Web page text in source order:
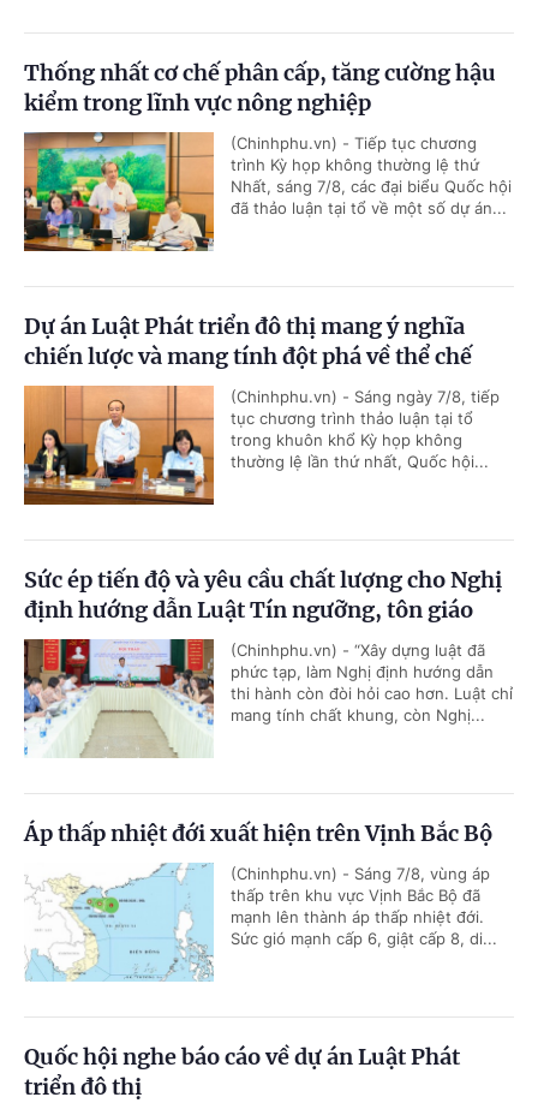
Thống nhất cơ chế phân cấp, tăng cường hậu
kiểm trong lĩnh vực nông nghiệp
(Chinhphu.vn) - Tiếp tục chương
trình Kỳ họp không thường lệ thứ
Nhất, sáng 7/8, các đại biểu Quốc hội
đã thảo luận tại tổ về một số dự án...
Dự án Luật Phát triển đô thị mang ý nghĩa
chiến lược và mang tính đột phá về thể chế
(Chinhphu.vn) - Sáng ngày 7/8, tiếp
tục chương trình thảo luận tại tổ
trong khuôn khổ Kỳ họp không
thường lệ lần thứ nhất, Quốc hội...
Sức ép tiến độ và yêu cầu chất lượng cho Nghị
định hướng dẫn Luật Tín ngưỡng, tôn giáo
(Chinhphu.vn) - “Xây dựng luật đã
phức tạp, làm Nghị định hướng dẫn
thi hành còn đòi hỏi cao hơn. Luật chỉ
mang tính chất khung, còn Nghị...
Áp thấp nhiệt đới xuất hiện trên Vịnh Bắc Bộ
(Chinhphu.vn) - Sáng 7/8, vùng áp
thấp trên khu vực Vịnh Bắc Bộ đã
mạnh lên thành áp thấp nhiệt đới.
Sức gió mạnh cấp 6, giật cấp 8, di...
Quốc hội nghe báo cáo về dự án Luật Phát
triển đô thị